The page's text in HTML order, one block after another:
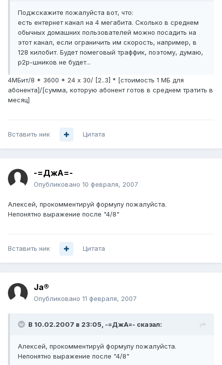
Поджскажите пожалуйста вот, что:
есть ентернет канал на 4 мегабита. Сколько в среднем
обычных домашних пользователей можно посадить на
этот канал, если ограничить им скорость, например, в
128 килобит. Будет помеговый траффик, поэтому, думаю,
p2p-шников не будет...
4МБит/8 * 3600 * 24 х 30/ [2..3] * [стоимость 1 МБ для
абонента]/[сумма, которую абонент готов в среднем тратить в
месяц]
Вставить ник Цитата
-=ДжА=-
Опубликовано 10 февраля, 2007
Алексей, прокомментируй формулу пожалуйста.
Непонятно выражение после "4/8"
Вставить ник Цитата
Ja®
Опубликовано 11 февраля, 2007
В 10.02.2007 в 23:05, -=ДжА=- сказал:
Алексей, прокомментируй формулу пожалуйста.
Непонятно выражение после "4/8"